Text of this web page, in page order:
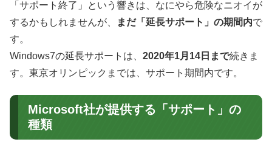
「サポート終了」という響きは、なにやら危険なニオイが
するかもしれませんが、
まだ「延長サポート」の期間内で
す。
Windows7の延長サポートは、 2020年1月14日まで続きま
す。東京オリンピックまでは、サポート期間内です。
Microsoft社が提供する「サポート」の
種類